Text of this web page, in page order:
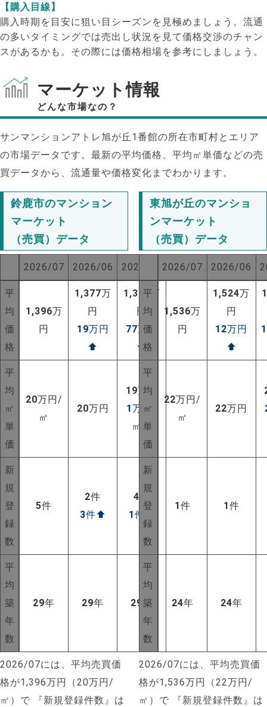
【購入目線】
購入時期を目安に狙い目シーズンを見極めましょう。流通
の多いタイミングでは売出し状況を見て価格交渉のチャン
スがあるかも。その際には価格相場を参考にしましょう。
マーケット情報
どんな市場なの？
サンマンションアトレ旭が丘1番館の所在市町村とエリア
の市場データです。最新の平均価格、平均㎡単価などの売
買データから、流通量や価格変化までわかります。
鈴鹿市のマンション
マーケット
（売買）データ
2026/07 2026/06 2025/07
平
均
価
格
1,396万
円
1,377万
円
19万円
⬆
1,319万
円
77万円
⬆
平
均
㎡
単
価
20万円/
㎡
20万円
19万円
1万円/
㎡ ⬆
新
規
登
録
数
5件
2件
3件⬆
4 件
1件
平
均
築
年
数
29年 29年 29 年
2026/07には、平均売買価
格が1,396万円（20万円/
㎡）で 『新規登録件数』は
東旭が丘のマンショ
ンマーケット
（売買）データ
2026/07 2026/06
平
均
価
格
1,536万
円
1,524万
円
12万円
⬆
平
均
㎡
単
価
22万円/
㎡
22万円
新
規
登
録
数
1件 1件
平
均
築
年
数
24年 24年
2026/07には、平均売買価
格が1,536万円（22万円/
㎡）で 『新規登録件数』は